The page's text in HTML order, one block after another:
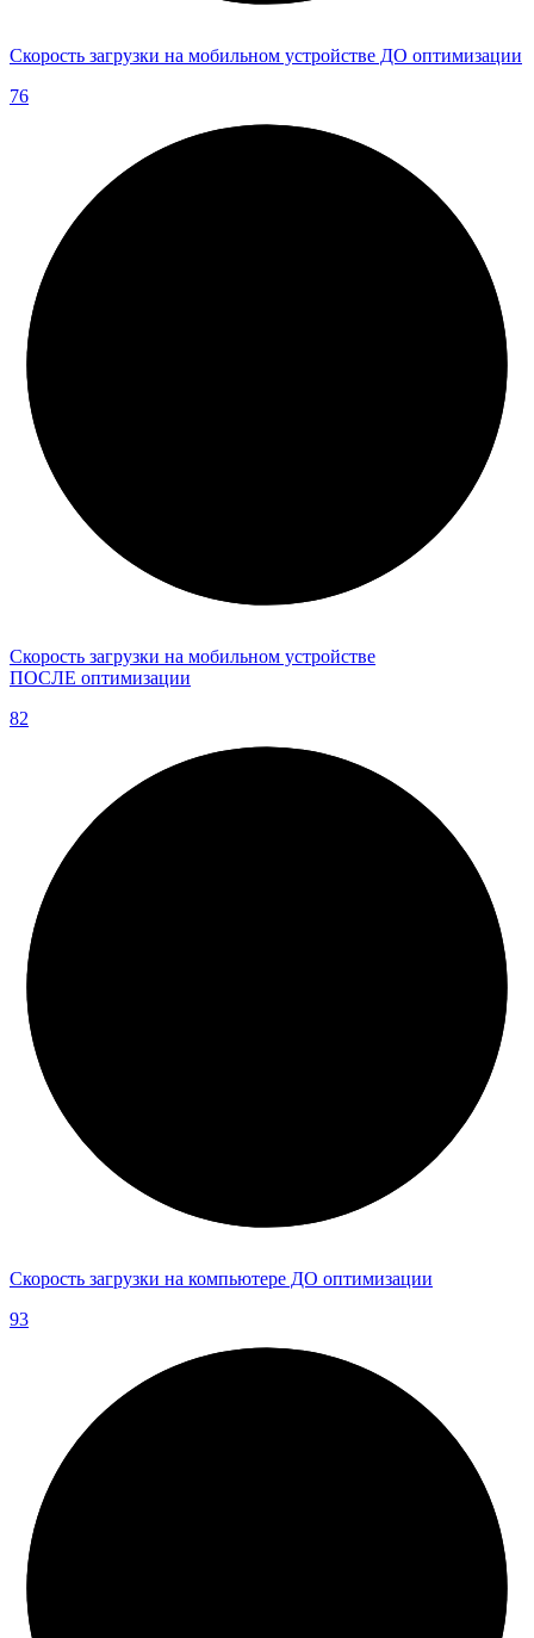
Скорость загрузки на мобильном устройстве ДО оптимизации
76
Скорость загрузки на мобильном устройстве
ПОСЛЕ оптимизации
82
Скорость загрузки на компьютере ДО оптимизации
93